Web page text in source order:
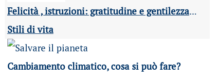
Felicità , istruzioni: gratitudine e gentilezza...
Stili di vita
Cambiamento climatico, cosa si può fare?